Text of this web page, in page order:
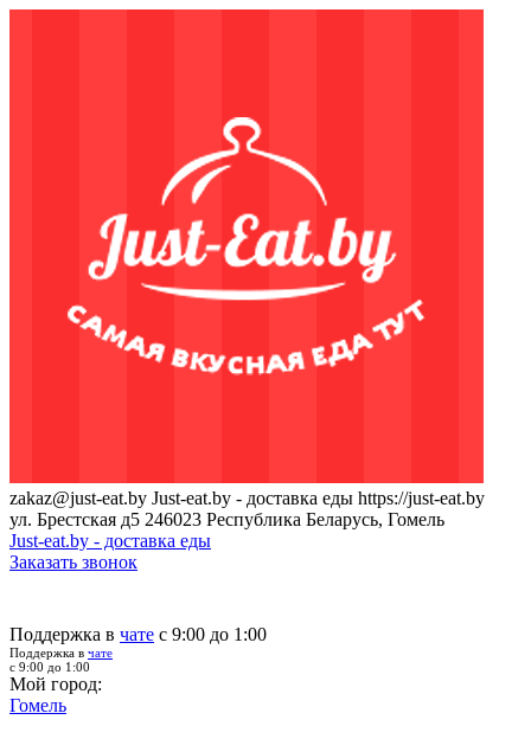
zakaz@just-eat.by Just-eat.by - доставка еды https://just-eat.by
ул. Брестская д5 246023 Республика Беларусь, Гомель
Just-eat.by - доставка еды
Заказать звонок
Поддержка в чате с 9:00 до 1:00
Поддержка в чате
с 9:00 до 1:00
Мой город:
Гомель